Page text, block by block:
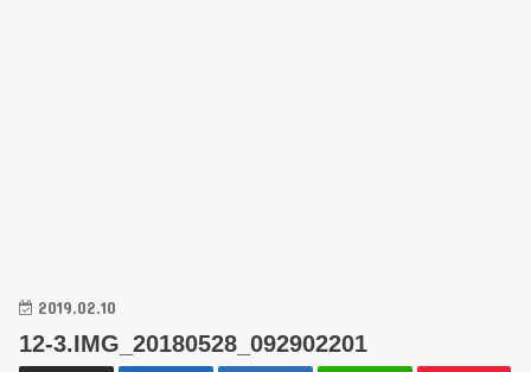
2019.02.10
12-3.IMG_20180528_092902201